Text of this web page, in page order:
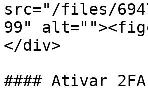
src="/files/
99"
</div>
#### Ativar